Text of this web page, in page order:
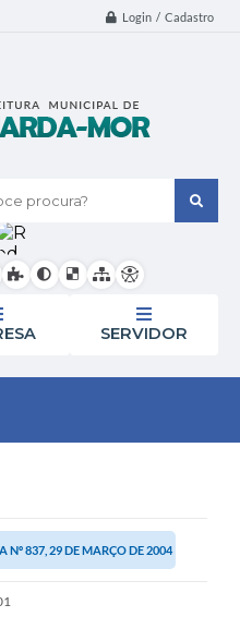
Login / Cadastro
SERVIDOR
Nº 837, 29 DE MARÇO DE 2004